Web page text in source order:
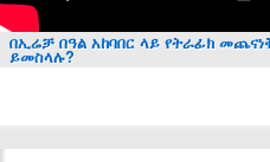
በኢሬቻ በዓል አከባበር ላይ የትራፊክ
ይመስላሉ?